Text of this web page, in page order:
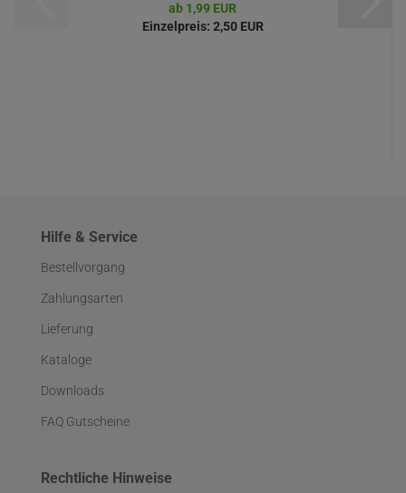
ab 1,99 EUR
Einzelpreis: 2,50 EUR
Hilfe & Service
Bestellvorgang
Zahlungsarten
Lieferung
Kataloge
Downloads
FAQ Gutscheine
Rechtliche Hinweise